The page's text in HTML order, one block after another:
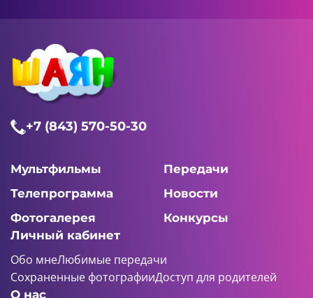
+7 (843) 570-50-30
Мультфильмы
Передачи
Телепрограмма
Новости
Фотогалерея
Конкурсы
Личный кабинет
Обо мнеЛюбимые передачи
Сохраненные фотографииДоступ для родителей
О нас